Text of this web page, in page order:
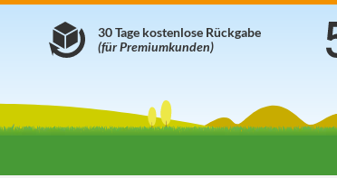
30 Tage kostenlose Rückgabe
(für Premiumkunden)